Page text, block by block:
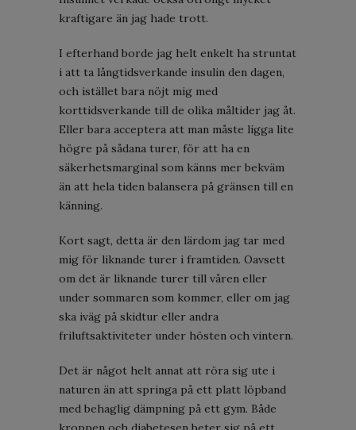
kraftigare än jag hade trott.
I efterhand borde jag helt enkelt ha struntat
i att ta långtidsverkande insulin den dagen,
och istället bara nöjt mig med
korttidsverkande till de olika måltider jag åt.
Eller bara acceptera att man måste ligga lite
högre på sådana turer, för att ha en
säkerhetsmarginal som känns mer bekväm
än att hela tiden balansera på gränsen till en
känning.
Kort sagt, detta är den lärdom jag tar med
mig för liknande turer i framtiden. Oavsett
om det är liknande turer till våren eller
under sommaren som kommer, eller om jag
ska iväg på skidtur eller andra
friluftsaktiviteter under hösten och vintern.
Det är något helt annat att röra sig ute i
naturen än att springa på ett platt löpband
med behaglig dämpning på ett gym. Både